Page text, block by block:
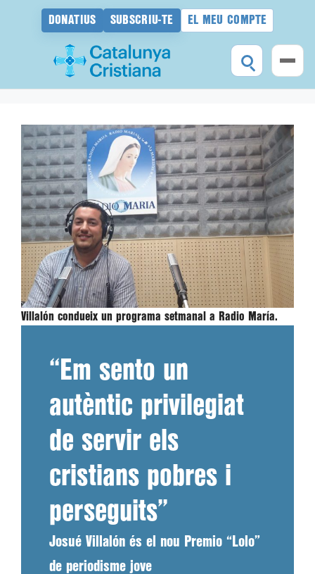
DONATIUS SUBSCRIU-TE EL MEU COMPTE
contingut
Villalón condueix un programa setmanal a Radio María.
“Em sento un
autèntic privilegiat
de servir els
cristians pobres i
perseguits”
Josué Villalón és el nou Premio “Lolo”
de periodisme jove